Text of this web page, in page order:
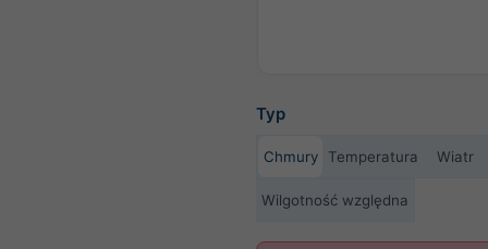
Typ
Chmury Temperatura Wiatr
Wilgotność względna